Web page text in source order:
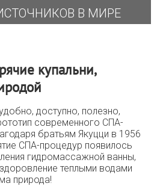
В МИРЕ
купальни,
доступно, полезно,
современного СПА-
братьям Якуцци в 1956
СПА-процедур появилось
гидромассажной ванны,
теплыми водами
природа!